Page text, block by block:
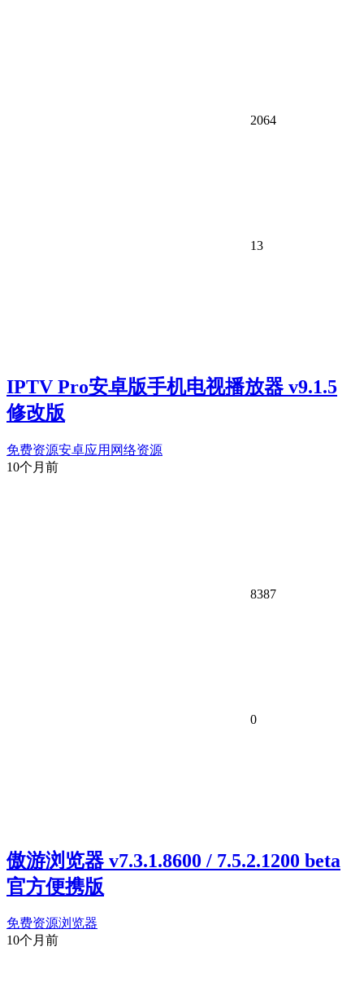
2064
13
IPTV Pro安卓版手机电视播放器 v9.1.5
修改版
免费资源安卓应用 网络资源
10个月前
8387
0
傲游浏览器 v7.3.1.8600 / 7.5.2.1200 beta
官方便携版
免费资源浏览器
10个月前